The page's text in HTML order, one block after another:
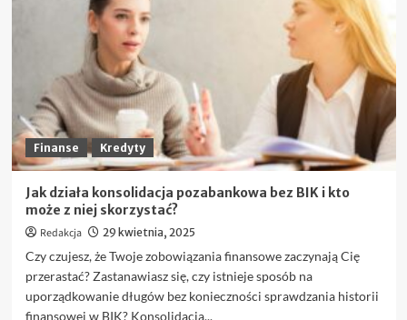
walutowe
na
Forex,
które
warto
znać
przed
pierwszym
trade’em
Finanse Kredyty
Jak działa konsolidacja pozabankowa bez BIK i kto
może z niej skorzystać?
Redakcja 29 kwietnia, 2025
Czy czujesz, że Twoje zobowiązania finansowe zaczynają Cię
przerastać? Zastanawiasz się, czy istnieje sposób na
uporządkowanie długów bez konieczności sprawdzania historii
finansowej w BIK? Konsolidacja...